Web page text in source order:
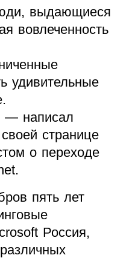
выдающиеся
вовлеченность
удивительные
— написал
странице
о переходе
пять лет
Россия,